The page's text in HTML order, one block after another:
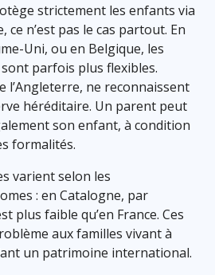
strictement les enfants via
ce n’est pas le cas partout. En
Uni, ou en Belgique, les
parfois plus flexibles.
l’Angleterre, ne reconnaissent
héréditaire. Un parent peut
son enfant, à condition
formalités.
varient selon les
: en Catalogne, par
plus faible qu’en France. Ces
aux familles vivant à
un patrimoine international.